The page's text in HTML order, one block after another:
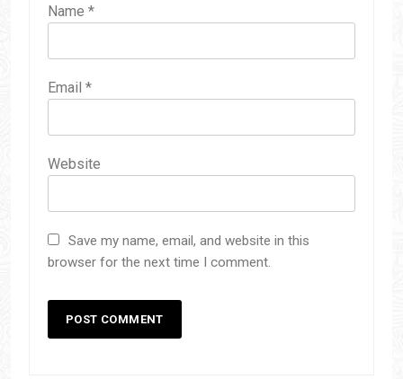
Name *
Email *
Website
Save my name, email, and website in this
browser for the next time I comment.